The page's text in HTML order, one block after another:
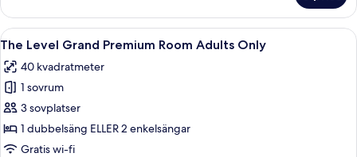
Junior
Suite
Sea
Öppna
alla
foton
för
The
Level
Grand
Ett modernt hotellrum med en stor
15
The Level Grand Premium Room Adults Only
40 kvadratmeter
1 sovrum
3 sovplatser
1 dubbelsäng ELLER 2 enkelsängar
Gratis wi-fi